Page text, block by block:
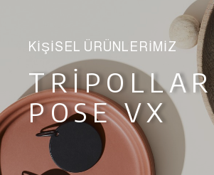
KIŞISEL ÜRÜNLERIMIZ
TRIPOLLAR
POSE VX